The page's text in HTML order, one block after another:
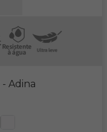
- Adina